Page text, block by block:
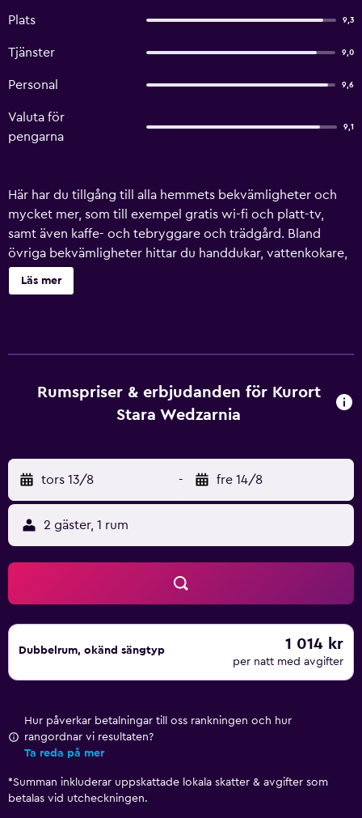
Plats 9,3
Tjänster 9,0
Personal 9,6
Valuta för
pengarna
9,1
Här har du tillgång till alla hemmets bekvämligheter och
mycket mer, som till exempel gratis wi-fi och platt-tv,
samt även kaffe- och tebryggare och trädgård. Bland
övriga bekvämligheter hittar du handdukar, vattenkokare,
picknickområde och skrivbord.
Läs mer
Rumspriser & erbjudanden för Kurort
Stara Wedzarnia
tors 13/8 - fre 14/8
2 gäster, 1 rum
Dubbelrum, okänd sängtyp 1 014 kr
per natt med avgifter
Hur påverkar betalningar till oss rankningen och hur
rangordnar vi resultaten?
Ta reda på mer
*Summan inkluderar uppskattade lokala skatter & avgifter som
betalas vid utcheckningen.